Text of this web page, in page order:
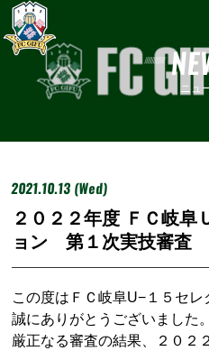
ニュ
2021.10.13 (Wed)
２０２２年度 ＦＣ岐阜
ョン 第１次実技審査
この度はＦＣ岐阜U−１５セレ
誠にありがとうございました。
厳正なる審査の結果、２０２